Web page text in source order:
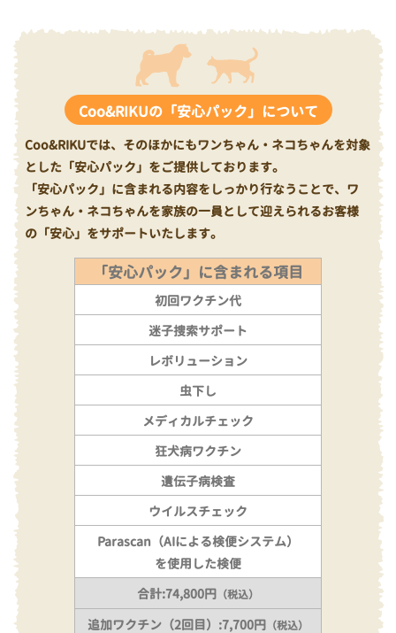
Coo&RIKUの「安心パック」について
Coo&RIKUでは、そのほかにもワンちゃん・ネコちゃんを対象
とした「安心パック」をご提供しております。
「安心パック」に含まれる内容をしっかり行なうことで、ワ
ンちゃん・ネコちゃんを家族の一員として迎えられるお客様
の「安心」をサポートいたします。
「安心パック」に含まれる項目
初回ワクチン代
迷子捜索サポート
レボリューション
虫下し
メディカルチェック
狂犬病ワクチン
遺伝子病検査
ウイルスチェック
Parascan（AIによる検便システム）
を使用した検便
合計:74,800円 （税込）
追加ワクチン（2回目）:7,700円 （税込）